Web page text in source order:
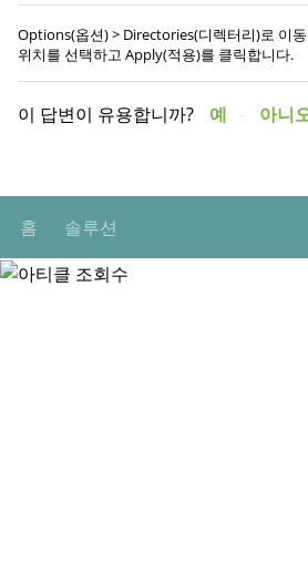
Options(옵션) > Directories(디렉터리)로 이
위치를 선택하고 Apply(적용)를 클릭합니다.
이 답변이 유용합니까? 예 아니
홈 솔루션